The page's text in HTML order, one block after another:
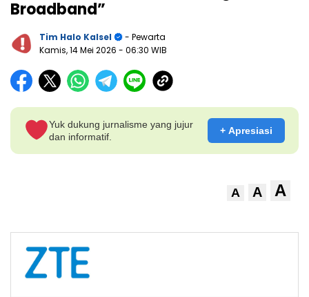
Broadband”
Tim Halo Kalsel
- Pewarta
Kamis, 14 Mei 2026 - 06:30 WIB
Yuk dukung jurnalisme yang jujur
dan informatif.
+ Apresiasi
A A A